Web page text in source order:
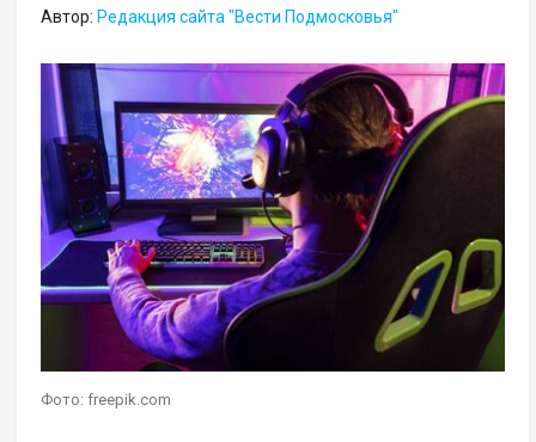
Автор: Редакция сайта "Вести Подмосковья"
Фото: freepik.com